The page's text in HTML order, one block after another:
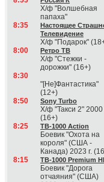
Х/ф "Волшебная
папаха"
8:35
Настоящее
Телевидение
Х/ф "Подарок"
8:00
Ретро ТВ
Х/ф "Стежки -
дорожки" (16+)
8:30
"[Не]Фантастика"
(12+)
8:50
Sony Turbo
Х/ф "Такси 2" 2000
(16+)
8:25
ТВ-1000 Action
Боевик "Охота на
короля" (США -
Канада) 2023 г.
8:15
ТВ-1000 Premium
Боевик "Дорога
отчаяния" (США)